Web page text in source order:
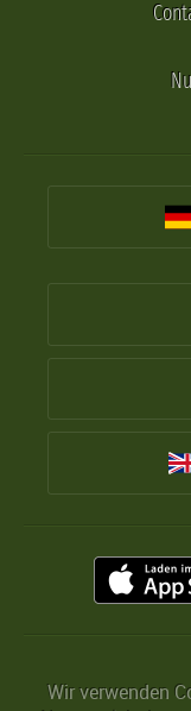
Wir verwenden